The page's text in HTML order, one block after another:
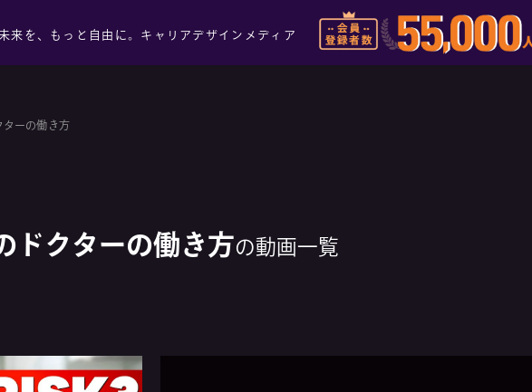
来を、もっと自由に。 キャリアデザインメディア
ターの働き方
ドクターの働き方の動画一覧